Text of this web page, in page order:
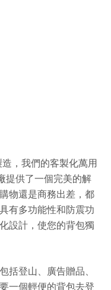
，我們的客製化萬用
提供了一個完美的解
物還是商務出差，都
有多功能性和防震功
設計，使您的背包獨
括登山、廣告贈品、
一個輕便的背包去登